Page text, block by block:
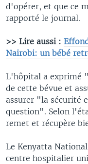
d'opérer, et que ce
rapporté le journal.
>> Lire aussi :
Nairobi: un bébé
L'hôpital a exprimé
de cette bévue et
assurer "la sécurité
question". Selon
remet et récupère
Le Kenyatta
centre hospitalier